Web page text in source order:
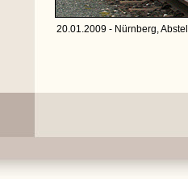
20.01.2009 - Nürnberg,